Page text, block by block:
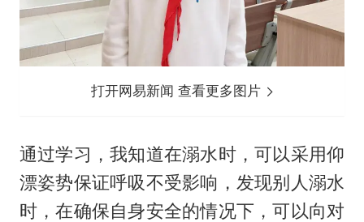
打开网易新闻 查看更多图片
通过学习，我知道在溺水时，可以采用仰
漂姿势保证呼吸不受影响，发现别人溺水
时，在确保自身安全的情况下，可以向对